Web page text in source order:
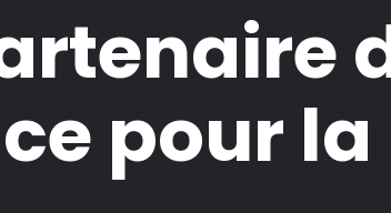
pour la